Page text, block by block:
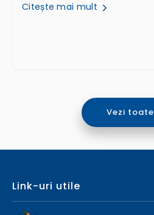
Citește mai mult
Vezi toate
Link-uri utile